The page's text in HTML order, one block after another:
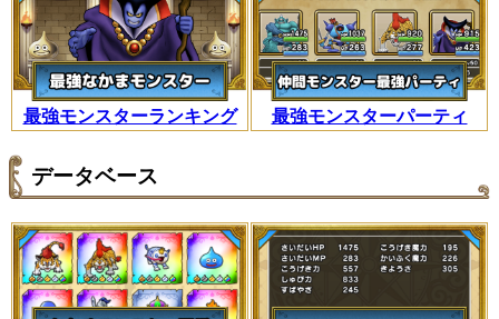
最強モンスターランキング 最強モンスターパーティ
データベース